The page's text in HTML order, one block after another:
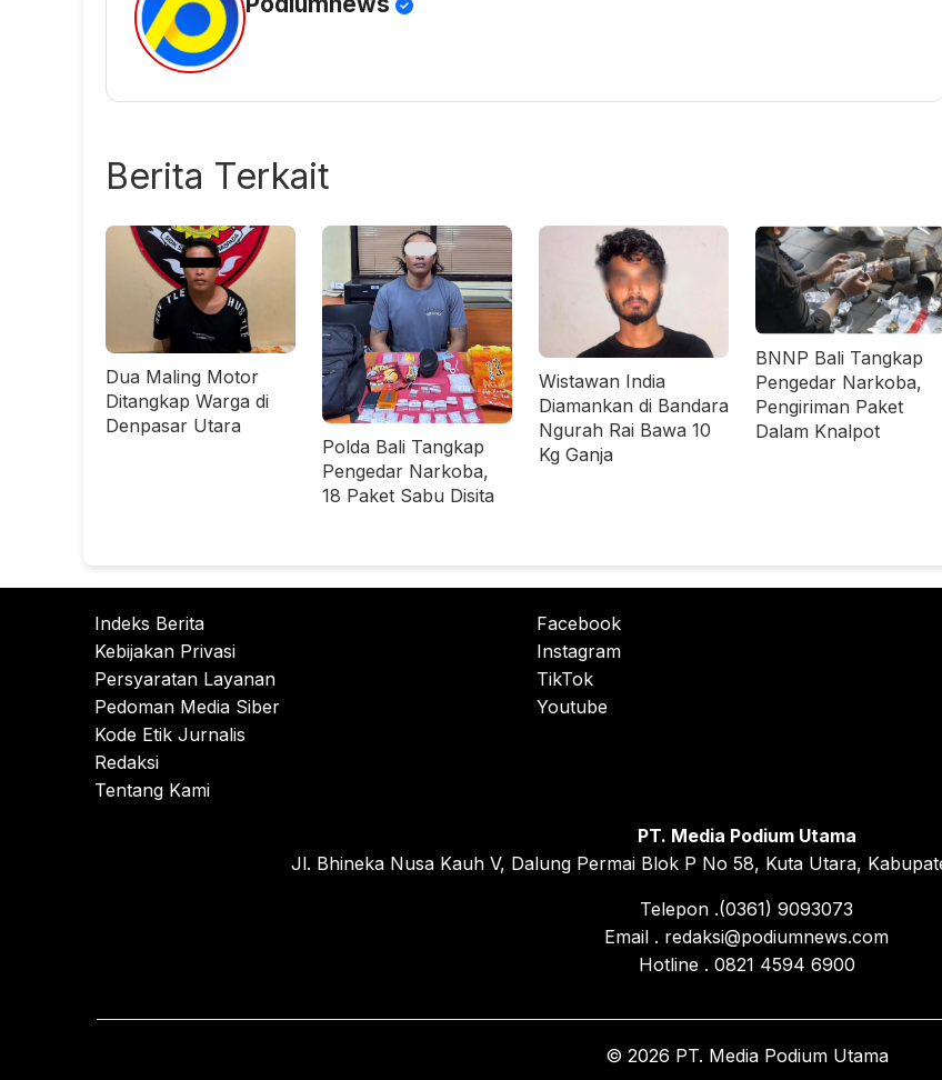
Berita Terkait
Dua Maling Motor
Ditangkap Warga di
Denpasar Utara
Polda Bali Tangkap
Pengedar Narkoba,
18 Paket Sabu Disita
Wistawan India
Diamankan di Bandara
Ngurah Rai Bawa 10
Kg Ganja
BNNP Bali Tangkap
Pengedar Narkoba,
Pengiriman Paket
Dalam Knalpot
Indeks Berita
Kebijakan Privasi
Persyaratan Layanan
Pedoman Media Siber
Kode Etik Jurnalis
Redaksi
Tentang Kami
Facebook
Instagram
TikTok
Youtube
PT. Media Podium Utama
Jl. Bhineka Nusa Kauh V, Dalung Permai Blok P No 58, Kuta Utara,
Telepon .(0361) 9093073
Email . redaksi@podiumnews.com
Hotline . 0821 4594 6900
© 2026 PT. Media Podium Utama